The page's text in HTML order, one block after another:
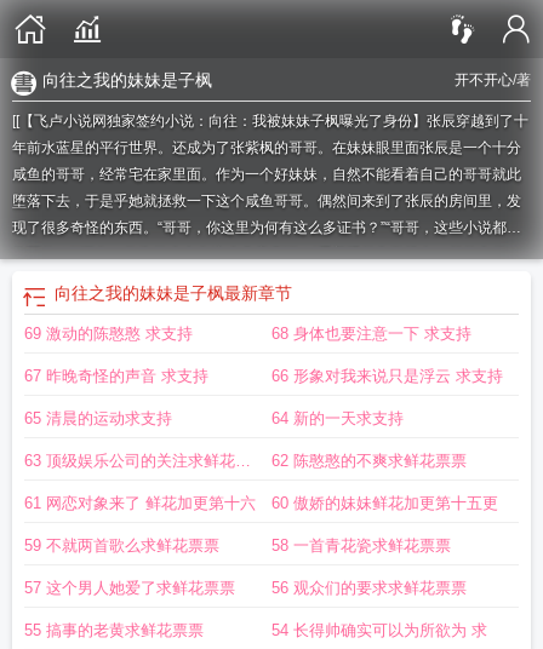
开不开心/著
向往之我的妹妹是子枫
[[【飞卢小说网独家签约小说：向往：我被妹妹子枫曝光了身份】张辰穿越到了十
年前水蓝星的平行世界。还成为了张紫枫的哥哥。在妹妹眼里面张辰是一个十分
咸鱼的哥哥，经常宅在家里面。作为一个好妹妹，自然不能看着自己的哥哥就此
堕落下去，于是乎她就拯救一下这个咸鱼哥哥。偶然间来到了张辰的房间里，发
现了很多奇怪的东西。“哥哥，你这里为何有这么多证书？”“哥哥，这些小说都是
你写的？”“还有，你为什么会有这么多房产证？”看着眼前杂乱堆在一起的文件，
子枫顿时就懵了。这个在她眼中的咸鱼哥哥，好像很不一样。飞卢小说网提醒
您：本小说及人物纯属虚构，如有雷同，纯属巧合，切勿模仿。]如果您喜欢向
往：我被妹妹子枫曝光了身份，别忘记分享给朋友.向往我被子枫妹妹当成凶
子枫妹妹当成凶手了免费向往之我的妹妹是子枫 向往之子枫的青梅竹马向往的
生活之我被妹妹在向往被妹妹曝光了无数身份向往我是子枫男友
活之我的妹妹是子风向往之我的妹妹是子风
向往之我的妹妹是子枫最新章节
69 激动的陈憨憨 求支持 68 身体也要注意一下 求支持
67 昨晚奇怪的声音 求支持 66 形象对我来说只是浮云 求支持
65 清晨的运动求支持 64 新的一天求支持
63 顶级娱乐公司的关注求鲜花票
票
62 陈憨憨的不爽求鲜花票票
61 网恋对象来了 鲜花加更第十六 60 傲娇的妹妹鲜花加更第十五更
59 不就两首歌么求鲜花票票 58 一首青花瓷求鲜花票票
57 这个男人她爱了求鲜花票票 56 观众们的要求求鲜花票票
55 搞事的老黄求鲜花票票 54 长得帅确实可以为所欲为 求